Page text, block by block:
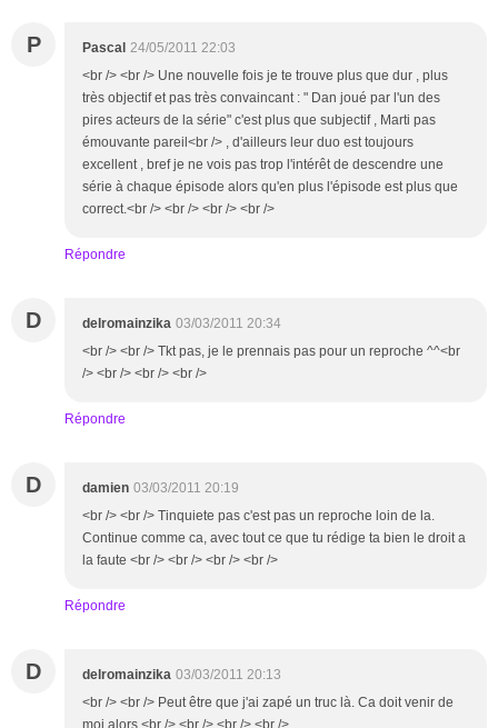
P Pascal 24/05/2011 22:03
<br /> <br /> Une nouvelle fois je te trouve plus que dur , plus
très objectif et pas très convaincant : " Dan joué par l'un des
pires acteurs de la série" c'est plus que subjectif , Marti pas
émouvante pareil<br /> , d'ailleurs leur duo est toujours
excellent , bref je ne vois pas trop l'intérêt de descendre une
série à chaque épisode alors qu'en plus l'épisode est plus que
correct.<br /> <br /> <br /> <br />
Répondre
D delromainzika 03/03/2011 20:34
<br /> <br /> Tkt pas, je le prennais pas pour un reproche ^^<br
/> <br /> <br /> <br />
Répondre
D damien 03/03/2011 20:19
<br /> <br /> Tinquiete pas c'est pas un reproche loin de la.
Continue comme ca, avec tout ce que tu rédige ta bien le droit a
la faute <br /> <br /> <br /> <br />
Répondre
D delromainzika 03/03/2011 20:13
<br /> <br /> Peut être que j'ai zapé un truc là. Ca doit venir de